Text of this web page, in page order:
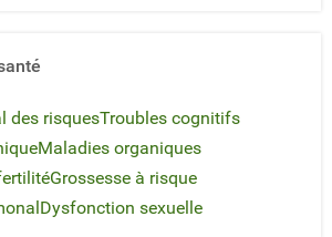
des risquesTroubles cognitifs
Maladies organiques
Grossesse à risque
Dysfonction sexuelle